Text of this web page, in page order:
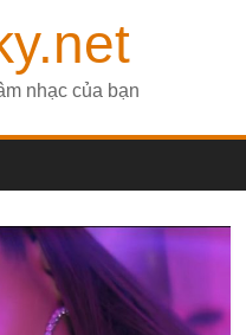
nhạc của bạn